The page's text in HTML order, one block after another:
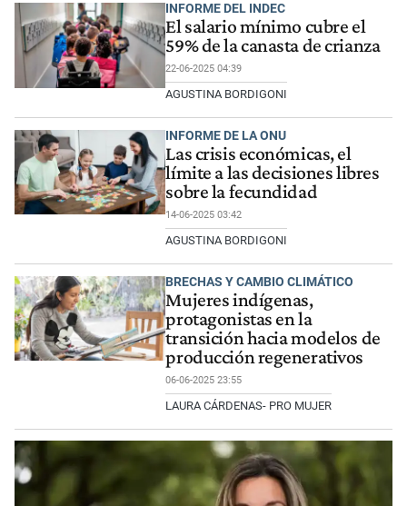
INFORME DEL INDEC
El salario mínimo cubre el
59% de la canasta de crianza
22-06-2025 04:39
AGUSTINA BORDIGONI
INFORME DE LA ONU
Las crisis económicas, el
límite a las decisiones libres
sobre la fecundidad
14-06-2025 03:42
AGUSTINA BORDIGONI
BRECHAS Y CAMBIO CLIMÁTICO
Mujeres indígenas,
protagonistas en la
transición hacia modelos de
producción regenerativos
06-06-2025 23:55
LAURA CÁRDENAS- PRO MUJER